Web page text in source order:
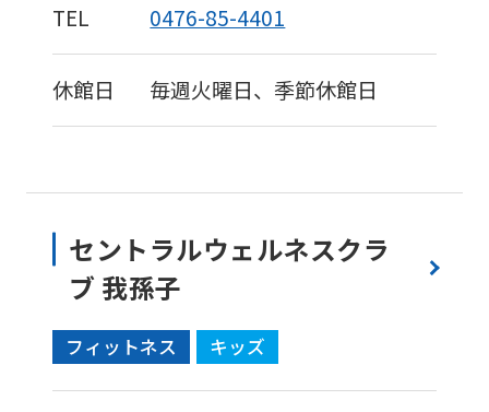
TEL 0476-85-4401
休館日 毎週火曜日、季節休館日
セントラルウェルネスクラ
ブ 我孫子
フィットネス キッズ